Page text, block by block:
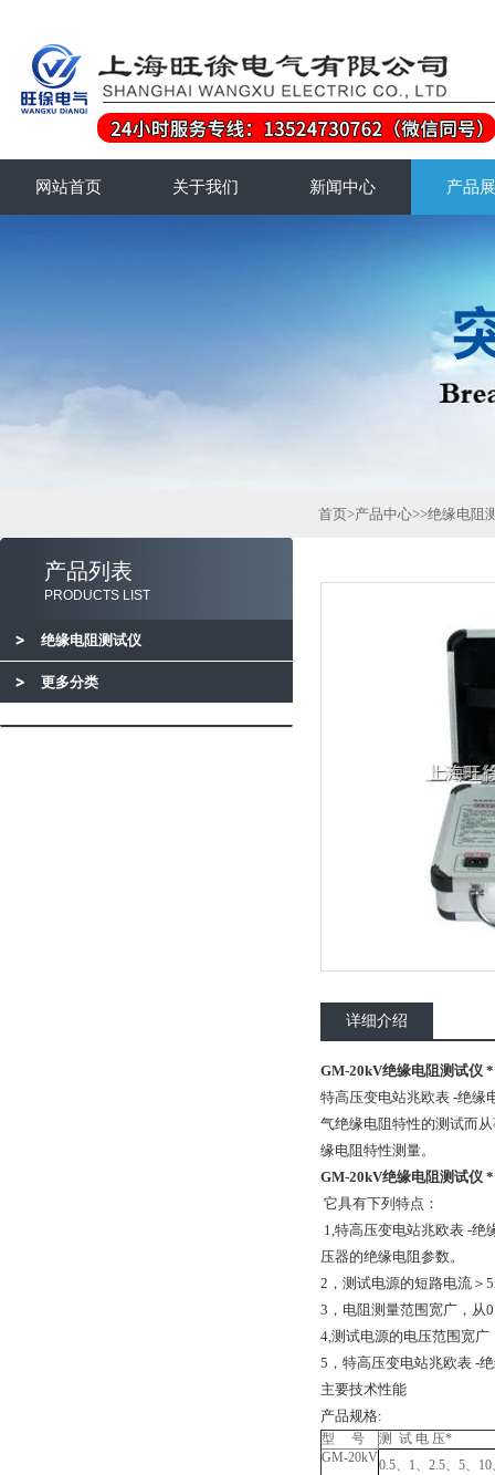
网站首页 关于我们 新闻中心 产品
产品列表
PRODUCTS LIST
绝缘电阻测试仪
更多分类
首页>产品中心>>绝缘电阻
详细介绍
GM-20kV绝缘电阻测试仪 *
特高压变电站兆欧表 -绝缘
气绝缘电阻特性的测试而
缘电阻特性测量。
GM-20kV绝缘电阻测试仪 *
它具有下列特点：
1,特高压变电站兆欧表 -绝
压器的绝缘电阻参数。
2，测试电源的短路电流＞
3，电阻测量范围宽广，从
4,测试电源的电压范围宽
5，特高压变电站兆欧表 -
主要技术性能
产品规格:
型 号
测 试 电 压*
GM-20kV0.5、1、2.5、5、